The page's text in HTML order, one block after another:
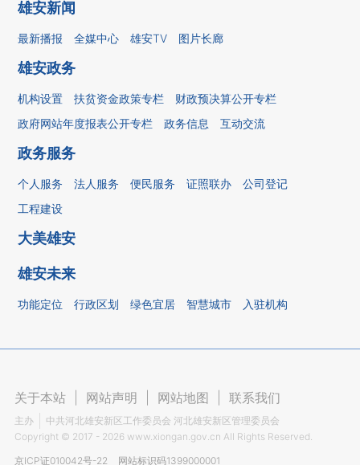
雄安新闻
最新播报 全媒中心 雄安TV 图片长廊
雄安政务
机构设置 扶贫资金政策专栏
财政预决算公开专栏
政府网站年度报表公开专栏
政务信息 互动交流
政务服务
个人服务 法人服务 便民服务 证照联办
公司登记
工程建设
大美雄安
雄安未来
功能定位 行政区划 绿色宜居 智慧城市 入驻机构
关于本站 网站声明 网站地图 联系我们
主办
中共河北雄安新区工作委员会 河北雄安新区管理委员会
Copyright © 2017 - 2026 www.xiongan.gov.cn All Rights Reserved.
京ICP证010042号-22
网站标识码1399000001